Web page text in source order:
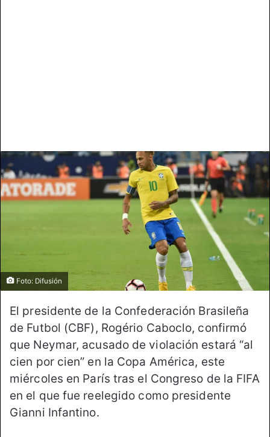
Foto: Difusión
El presidente de la Confederación Brasileña
de Futbol (CBF), Rogério Caboclo, confirmó
que Neymar, acusado de violación estará “al
cien por cien” en la Copa América, este
miércoles en París tras el Congreso de la FIFA
en el que fue reelegido como presidente
Gianni Infantino.